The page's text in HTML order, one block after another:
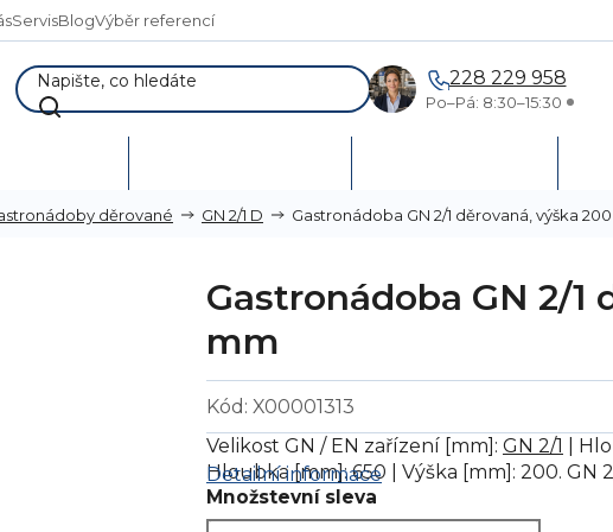
ServisBlogVýběr referencí
228 229 958
Po–Pá: 8:30–15:30
děrované GN 2/1 D Gastronádoba GN 2/1 děrovaná, výška
Gastronádoba GN 2/1
mm
Kód: X00001313
Množstevní sleva
Velikost GN / EN zařízení [mm]: GN 2/1
|
Hloubka [mm]: 650 | Výška [mm]: 200. GN
Detailní informace